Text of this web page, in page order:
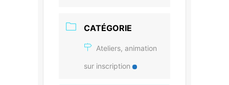
CATÉGORIE
Ateliers, animation
sur inscription